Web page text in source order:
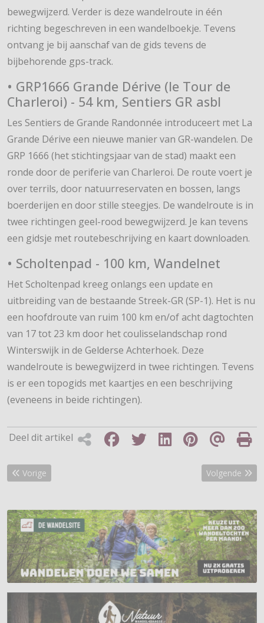
bewegwijzerd. Verder is deze wandelroute in één
richting begeschreven in een wandelboekje. Tevens
ontvang je bij aanschaf van de gids tevens de
bijbehorende gps-track.
• GRP1666 Grande Dérive (le Tour de
Charleroi) - 54 km, Sentiers GR asbl
Les Sentiers de Grande Randonnée introduceert met La
Grande Dérive een nieuwe manier van GR-wandelen. De
GRP 1666 (het stichtingsjaar van de stad) maakt een
ronde door de periferie van Charleroi. De route voert je
over terrils, door natuurreservaten en bossen, langs
boerderijen en door stille steegjes. De wandelroute is in
twee richtingen geel-rood bewegwijzerd. Je kan tevens
een gidsje met routebeschrijving en kaart downloaden.
• Scholtenpad - 100 km, Wandelnet
Het Scholtenpad kreeg onlangs een update en
uitbreiding van de bestaande Streek-GR (SP-1). Het is nu
een hoofdroute van ruim 100 km en/of acht dagtochten
van 17 tot 23 km door het coulisselandschap rond
Winterswijk in de Gelderse Achterhoek. Deze
wandelroute is bewegwijzerd in twee richtingen. Tevens
is er een topogids met kaartjes en een beschrijving
(eveneens in beide richtingen).
Deel dit artikel
Vorig artikel: Vier prachtige, nieuwe routes voor Heuvelrug
Vorige Volgende
Volgende